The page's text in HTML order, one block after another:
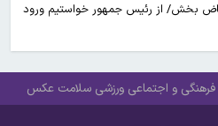
بخش/ از رئیس جمهور خواستیم ورود
فرهنگی و اجتماعی ورزشی سلامت عکس